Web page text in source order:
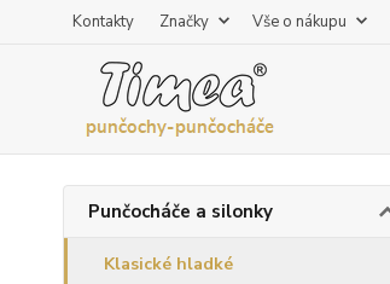
Kontakty Značky Vše o nákupu
Punčocháče a silonky
Klasické hladké